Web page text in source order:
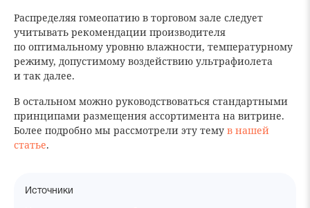
Распределяя гомеопатию в торговом зале следует
учитывать рекомендации производителя
по оптимальному уровню влажности, температурному
режиму, допустимому воздействию ультрафиолета
и так далее.
В остальном можно руководствоваться стандартными
принципами размещения ассортимента на витрине.
Более подробно мы рассмотрели эту тему в нашей
статье.
Источники